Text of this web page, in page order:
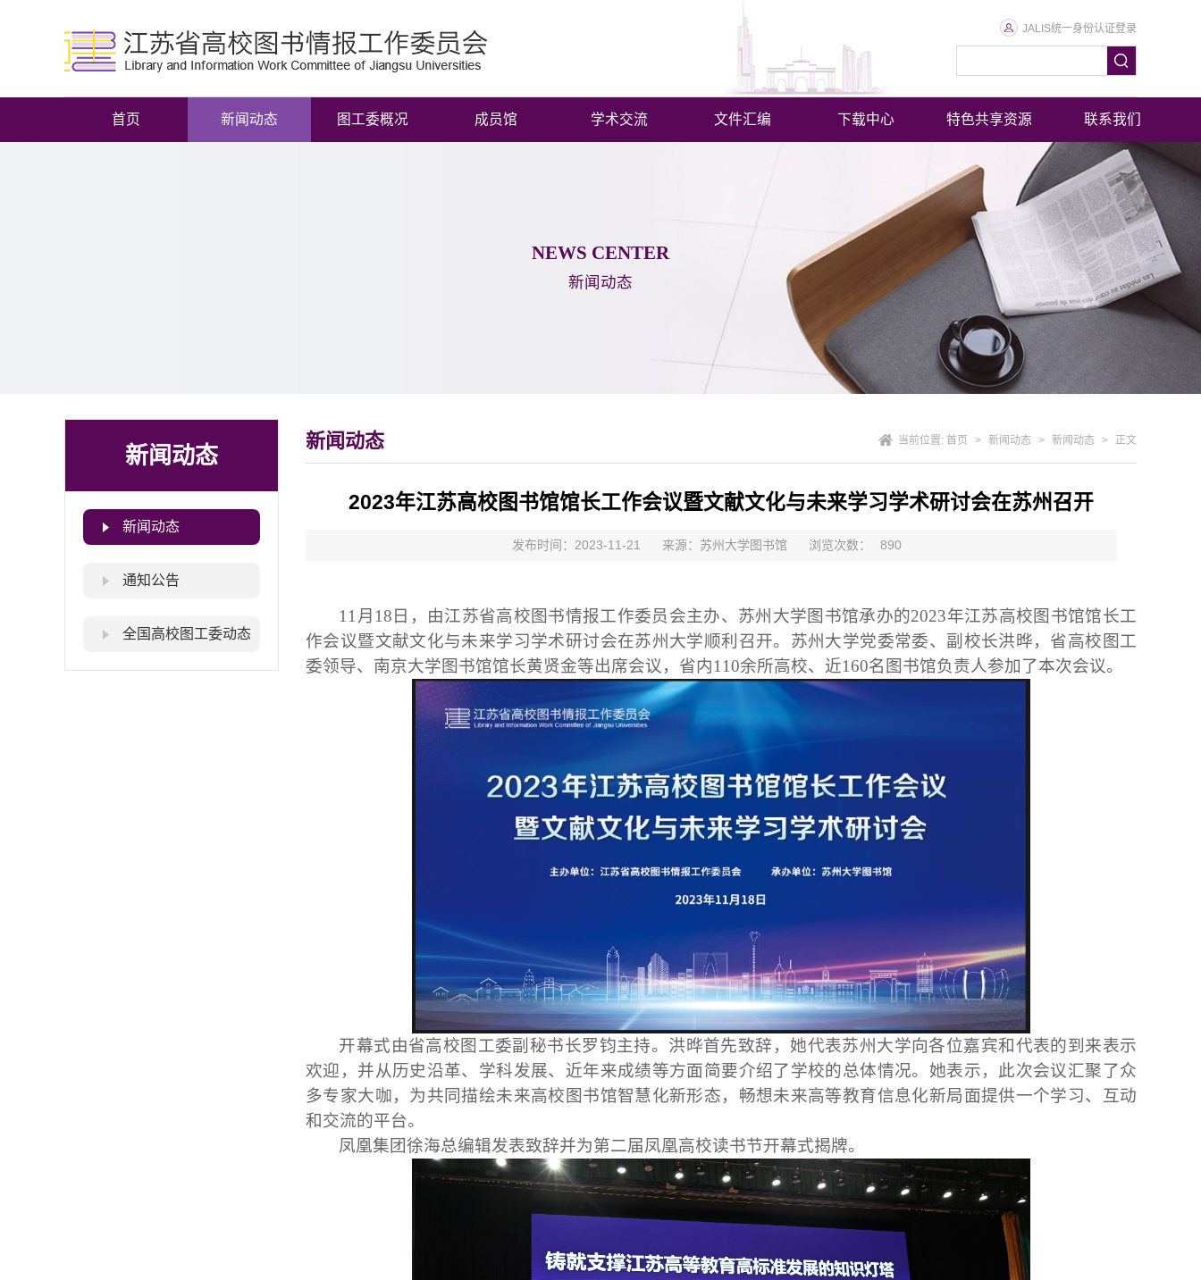
JALIS统一身份认证登录
首页 新闻动态 图工委概况 成员馆 学术交流 文件汇编 下载中心 特色共享资源 联系我们
NEWS CENTER
新闻动态
新闻动态
新闻动态
通知公告
全国高校图工委动态
新闻动态 当前位置: 首页 > 新闻动态 > 新闻动态 > 正文
2023年江苏高校图书馆馆长工作会议暨文献文化与未来学习学术研讨会在苏州召开
发布时间：2023-11-21 来源：苏州大学图书馆 浏览次数： 890
11 月 18日，由江苏省高校图书情报工作委员会主办、苏州大学图书馆承办的2023年江苏高校图书馆馆长工
作会议暨文献文化与未来学习学术研讨会在苏州大学顺利召开。苏州大学党委常委、副校长洪晔，省高校图工
委领导、南京大学图书馆馆长黄贤金等出席会议，省内110余所高校、近160名图书馆负责人参加了本次会议。
开幕式由省高校图工委副秘书长罗钧主持。洪晔首先致辞，她代表苏州大学向各位嘉宾和代表的到来表示
欢迎，并从历史沿革、学科发展、近年来成绩等方面简要介绍了学校的总体情况。她表示，此次会议汇聚了众
多专家大咖，为共同描绘未来高校图书馆智慧化新形态，畅想未来高等教育信息化新局面提供一个学习、互动
和交流的平台。
凤凰集团徐海总编辑发表致辞并为第二届凤凰高校读书节开幕式揭牌。